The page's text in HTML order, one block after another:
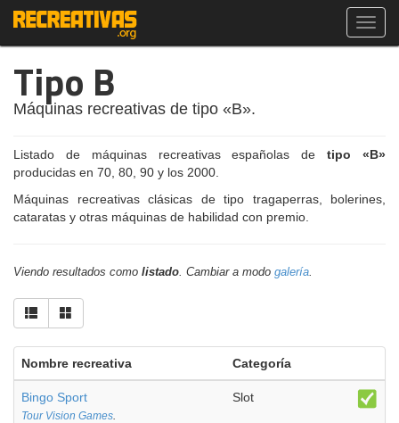
Tipo B
Máquinas recreativas de tipo «B».
Listado de máquinas recreativas españolas detipo «B»
producidas en 70, 80, 90 y los 2000.
Máquinas recreativas clásicas de tipo tragaperras, bolerines,
cataratas y otras máquinas de habilidad con premio.
Viendo resultados como listado. Cambiar a modo galería.
Nombre recreativa Categoría
Bingo Sport
Tour Vision Games.
Slot